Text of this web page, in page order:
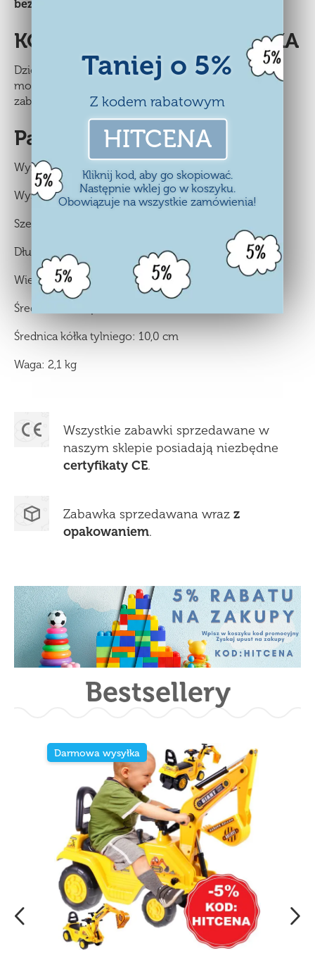
Taniej o 5%
Z kodem rabatowym
HITCENA
Kliknij kod, aby go skopiować.
Następnie wklej go w koszyku.
Obowiązuje na wszystkie zamówienia!
bezpieczniejsza
KOSZYCZEK BIEDRONECZKA
Dzięki koszyczkowi w kształcie biedroneczki, który
można zamocować na hulajnodze, Twoje dziecko
zabierze ze sobą najpotrzebniejsze drobiazgi.
Parametry:
Wysokości kierownicy: 61 cm / 68 cm / 75 cm
Wysokości siedzenia: 27 cm / 28 cm / 29 cm
Szerokość: 26,0 cm
Długość: 59,0 cm
Wielkość biedronki: 16,5 x 7,0 x 18,5 cm
Średnica kółek przednich: 11,5 cm
Średnica kółka tylniego: 10,0 cm
Waga: 2,1 kg
Wszystkie zabawki sprzedawane w
naszym sklepie posiadają niezbędne
certyfikaty CE.
Zabawka sprzedawana wraz z
opakowaniem.
Bestsellery
Darmowa wysyłka